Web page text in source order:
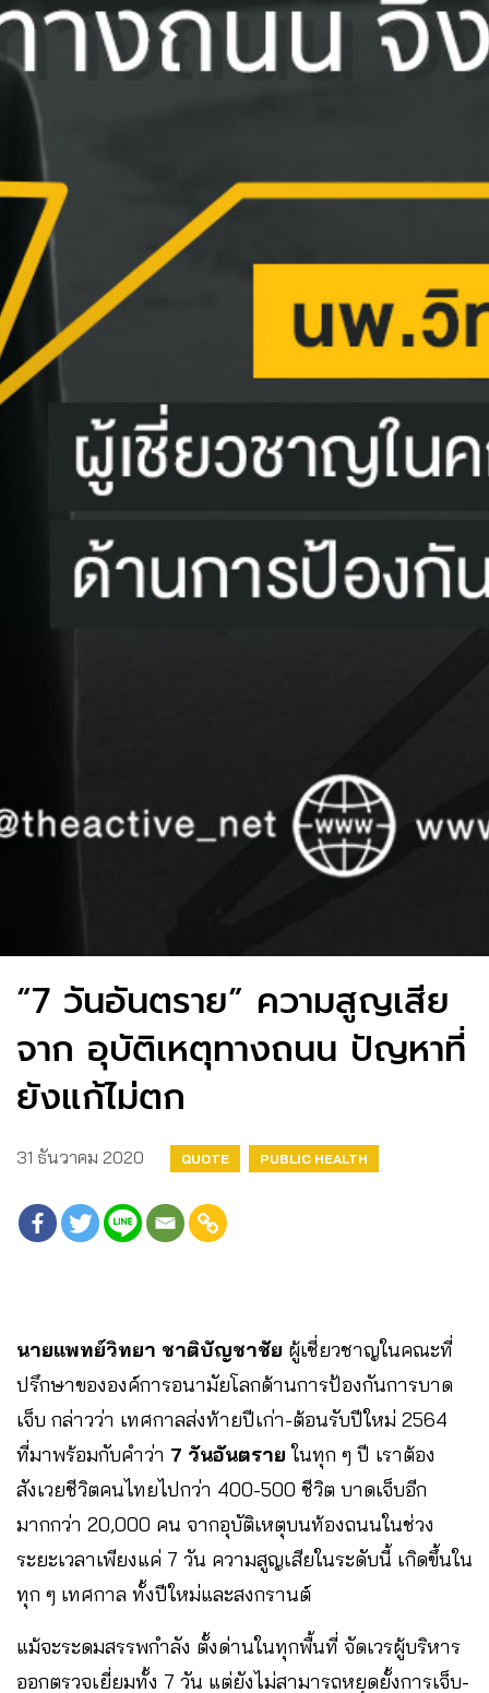
“7 วันอันตราย” ความสูญเสีย
จาก อุบัติเหตุทางถนน ปัญหาที่
ยังแก้ไม่ตก
31 ธันวาคม 2020 QUOTE PUBLIC HEALTH
นายแพทย์วิทยา ชาติบัญชาชัย ผู้เชี่ยวชาญในคณะที่
ปรึกษาขององค์การอนามัยโลกด้านการป้องกันการบาด
เจ็บ กล่าวว่า เทศกาลส่งท้ายปีเก่า-ต้อนรับปีใหม่ 2564
ที่มาพร้อมกับคำว่า 7 วันอันตราย ในทุก ๆ ปี เราต้อง
สังเวยชีวิตคนไทยไปกว่า 400-500 ชีวิต บาดเจ็บอีก
มากกว่า 20,000 คน จากอุบัติเหตุบนท้องถนนในช่วง
ระยะเวลาเพียงแค่ 7 วัน ความสูญเสียในระดับนี้ เกิดขึ้นใน
ทุก ๆ เทศกาล ทั้งปีใหม่และสงกรานต์
แม้จะระดมสรรพกำลัง ตั้งด่านในทุกพื้นที่ จัดเวรผู้บริหาร
ออกตรวจเยี่ยมทั้ง 7 วัน แต่ยังไม่สามารถหยุดยั้งการเจ็บ-